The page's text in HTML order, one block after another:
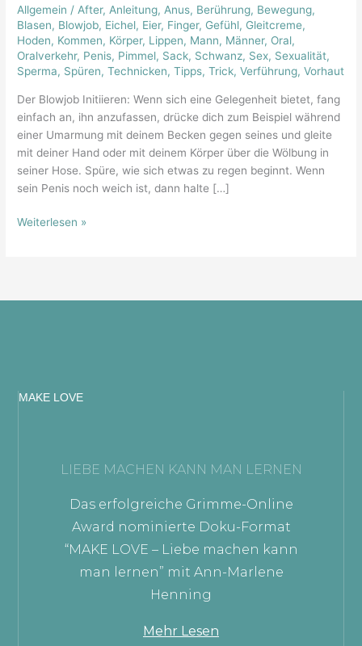
Allgemein / After, Anleitung, Anus, Berührung, Bewegung,
Blasen, Blowjob, Eichel, Eier, Finger, Gefühl, Gleitcreme,
Hoden, Kommen, Körper, Lippen, Mann, Männer, Oral,
Oralverkehr, Penis, Pimmel, Sack, Schwanz, Sex, Sexualität,
Sperma, Spüren,Technicken,Tipps,Trick,Verführung,Vorhaut
Der Blowjob Initiieren: Wenn sich eine Gelegenheit bietet, fang
einfach an, ihn anzufassen, drücke dich zum Beispiel während
einer Umarmung mit deinem Becken gegen seines und gleite
mit deiner Hand oder mit deinem Körper über die Wölbung in
seiner Hose. Spüre, wie sich etwas zu regen beginnt. Wenn
sein Penis noch weich ist, dann halte […]
allen
Regeln
der
Kunst
Weiterlesen »
MAKE LOVE
LIEBE MACHEN KANN MAN LERNEN
Das erfolgreiche Grimme-Online
Award nominierte Doku-Format
“MAKE LOVE – Liebe machen kann
man lernen” mit Ann-Marlene
Henning
Mehr Lesen